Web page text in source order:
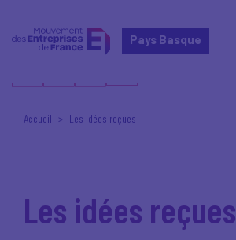
Pays Basque
Accueil Les idées reçues
Les idées reçues